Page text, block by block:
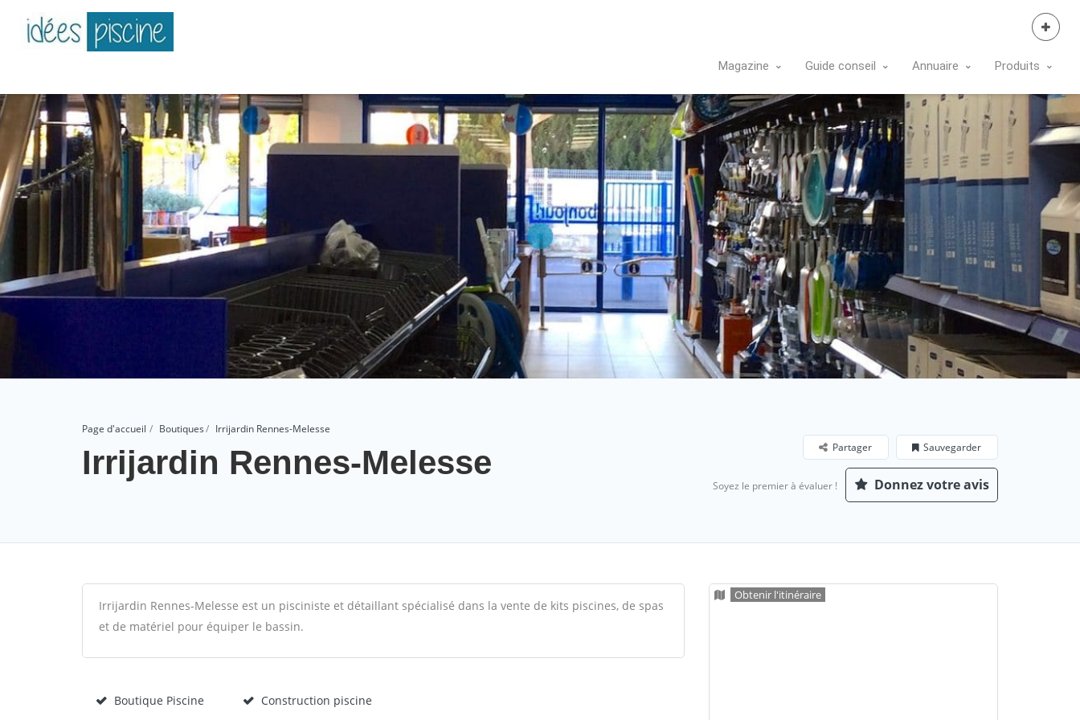
Magazine Guide conseil Annuaire Produits
Page d'accueil Boutiques Irrijardin Rennes-Melesse
Irrijardin Rennes-Melesse Sauvegarder
Partager
Soyez le premier à évaluer ! Donnez votre avis
Irrijardin Rennes-Melesse est un pisciniste et détaillant spécialisé dans la vente de kits piscines, de spas
et de matériel pour équiper le bassin.
Boutique Piscine Construction piscine
Obtenir l'itinéraire